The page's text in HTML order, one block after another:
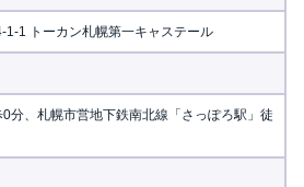
1-1 トーカン札幌第一キャステール
分、札幌市営地下鉄南北線「さっぽろ駅」徒